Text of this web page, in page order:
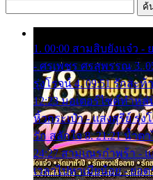
ค้
1. 00:00 สามสิบยังแจ๋ว -
- ศรเพชร ศรสุพรรณ 3.
รุ่งโรจน์ 4. 09:51 รักสะ
12:23 มอเตอร์ไซค์ทำห
หิ้วกระเป๋า - แสงสุรีย์ รุ่ง
รัก สลักใจ 8. 21:21 น้ำ
24:27 สามเณรกำพร้า -
เวลาไปหาเมียน้อย - ยอ